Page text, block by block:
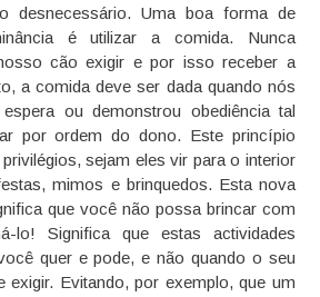
desnecessário. Uma boa forma de
é utilizar a comida. Nunca
cão exigir e por isso receber a
a comida deve ser dada quando nós
ou demonstrou obediência tal
por ordem do dono. Este princípio
sejam eles vir para o interior
mimos e brinquedos. Esta nova
que você não possa brincar com
Significa que estas actividades
quer e pode, e não quando o seu
exigir. Evitando, por exemplo, que um